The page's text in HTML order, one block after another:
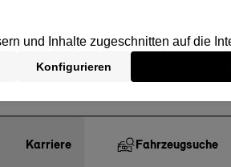
Karriere Fahrzeugsuche